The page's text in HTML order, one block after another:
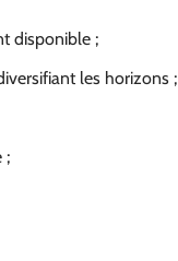
disponible ;
les horizons ;
;